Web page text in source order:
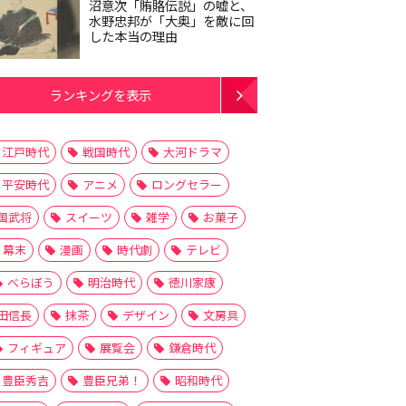
沼意次「賄賂伝説」の嘘と、
水野忠邦が「大奥」を敵に回
した本当の理由
ランキングを表示
江戸時代 戦国時代
大河ドラマ
平安時代
アニメ
ロングセラー
武将
スイーツ 雑学
お菓子
幕末
漫画 時代劇
テレビ
べらぼう
明治時代
徳川家康
信長
抹茶 デザイン
文房具
フィギュア
展覧会
鎌倉時代
豊臣秀吉
豊臣兄弟！
昭和時代